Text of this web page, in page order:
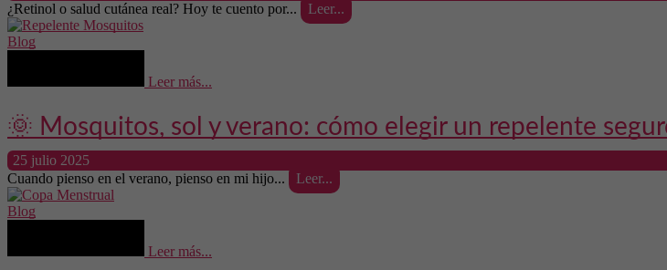
¿Retinol o salud cutánea real? Hoy te cuento por...
Leer...
Blog
Leer más...
🌞 Mosquitos, sol y verano: cómo elegir un repelente
25 julio 2025
Cuando pienso en el verano, pienso en mi hijo...
Leer...
Blog
Leer más...